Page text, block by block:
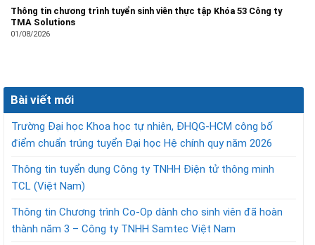
Thông tin chương trình tuyển sinh viên thực tập Khóa 53 Công ty
TMA Solutions
01/08/2026
Bài viết mới
Trường Đại học Khoa học tự nhiên, ĐHQG-HCM công bố
điểm chuẩn trúng tuyển Đại học Hệ chính quy năm 2026
Thông tin tuyển dụng Công ty TNHH Điện tử thông minh
TCL (Việt Nam)
Thông tin Chương trình Co-Op dành cho sinh viên đã hoàn
thành năm 3 – Công ty TNHH Samtec Việt Nam